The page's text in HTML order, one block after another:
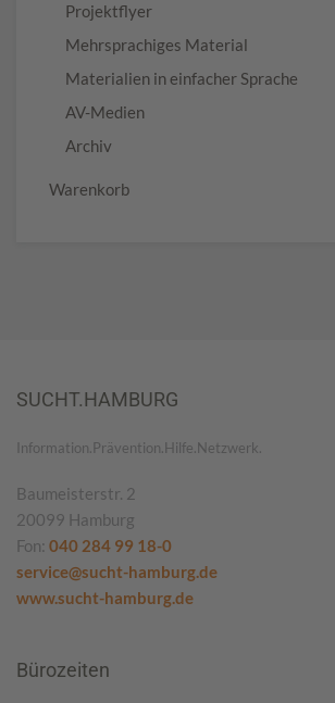
Projektflyer
Mehrsprachiges Material
Materialien in einfacher Sprache
AV-Medien
Archiv
Warenkorb
SUCHT.HAMBURG
Information.Prävention.Hilfe.Netzwerk.
Baumeisterstr. 2
20099 Hamburg
Fon: 040 284 99 18-0
service@sucht-hamburg.de
www.sucht-hamburg.de
Bürozeiten